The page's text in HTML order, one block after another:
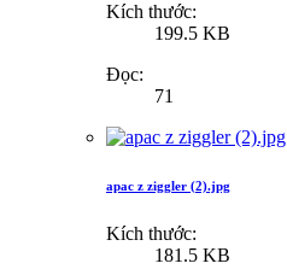
Kích thước:
199.5 KB
Đọc:
71
apac z ziggler (2).jpg
Kích thước:
181.5 KB